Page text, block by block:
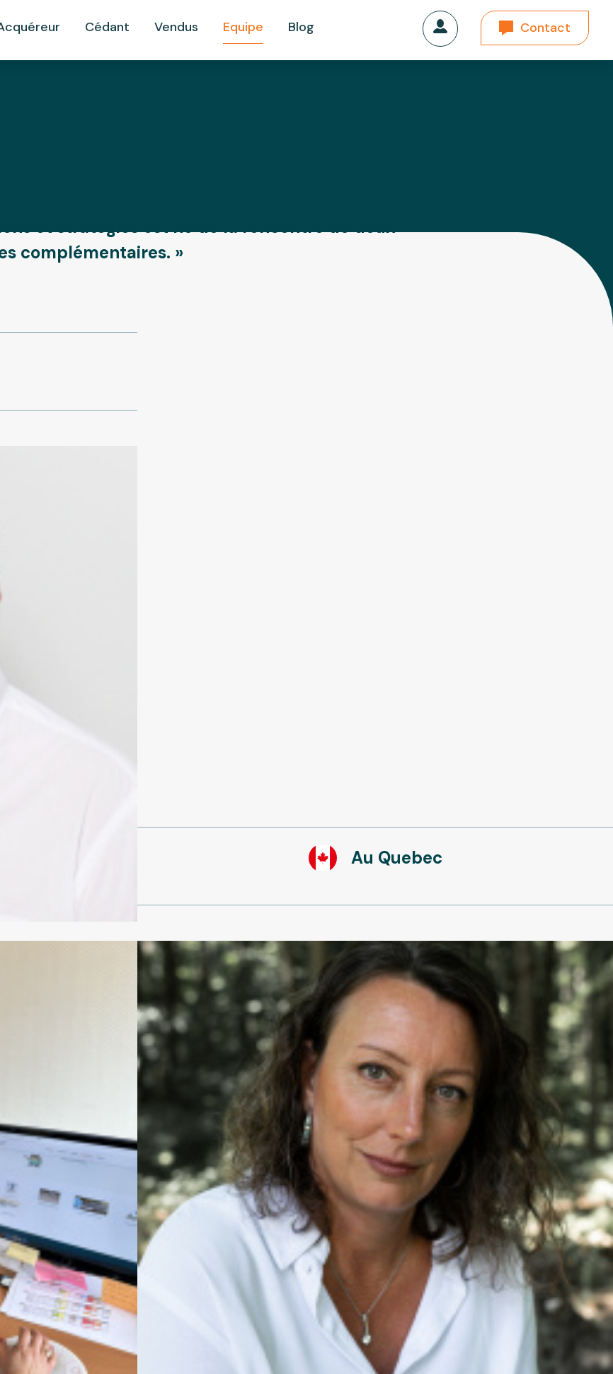
Contact
Cédant Vendus Equipe Blog
et stratégies est né de la rencontre de deux
complémentaires. »
Au Quebec